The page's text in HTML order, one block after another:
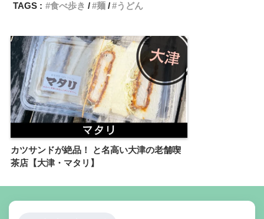
TAGS :
食べ歩き 麺 うどん
カツサンドが絶品！ と名高い大津の老舗喫
茶店【大津・マタリ】